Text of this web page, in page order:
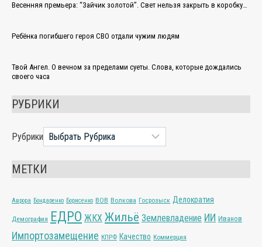
Весенняя премьера: “Зайчик золотой”. Свет нельзя закрыть в коробку…
Ребёнка погибшего героя СВО отдали чужим людям
Твой Ангел. О вечном за пределами суеты. Слова, которые дождались
своего часа
РУБРИКИ
Рубрики
МЕТКИ
Аврора Бондаренко Борисенко ВОВ Волкова Госрозыск Делократия
Демография ЕДРО ЖКХ Жильё Землевладение ИИ Иванов
Импортозамещение КПРФ Качество Коммерция